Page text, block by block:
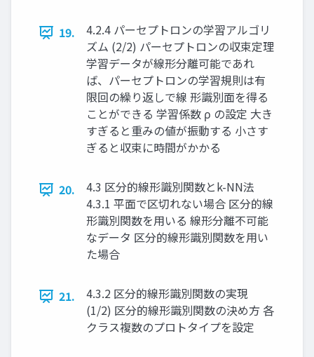
19.
4.2.4 パーセプトロンの学習アルゴリ
ズム (2/2) パーセプトロンの収束定理
学習データが線形分離可能であれ
ば、パーセプトロンの学習規則は有
限回の繰り返しで線 形識別面を得る
ことができる 学習係数 ρ の設定 大き
すぎると重みの値が振動する 小さす
ぎると収束に時間がかかる
20.
4.3 区分的線形識別関数とk-NN法
4.3.1 平面で区切れない場合 区分的線
形識別関数を用いる 線形分離不可能
なデータ 区分的線形識別関数を⽤い
た場合
21.
4.3.2 区分的線形識別関数の実現
(1/2) 区分的線形識別関数の決め方 各
クラス複数のプロトタイプを設定